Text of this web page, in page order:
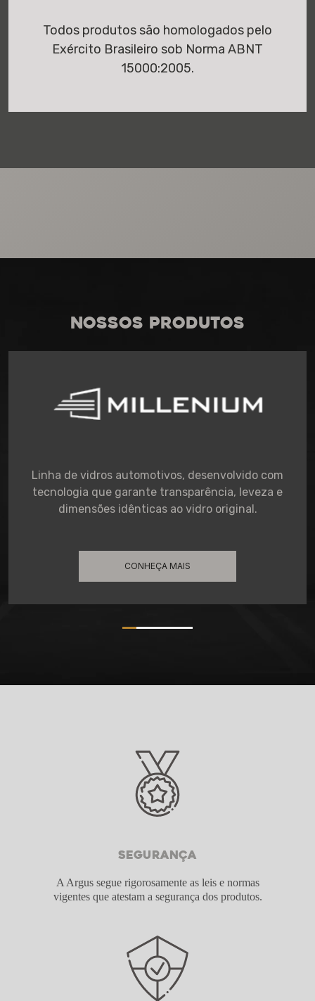
Todos produtos são homologados pelo
Exército Brasileiro sob Norma ABNT
15000:2005.
NOSSOS PRODUTOS
Linha de vidros automotivos, desenvolvido com
tecnologia que garante transparência, leveza e
dimensões idênticas ao vidro original.
CONHEÇA MAIS
Segurança
A Argus segue rigorosamente as leis e normas
vigentes que atestam a segurança dos produtos.